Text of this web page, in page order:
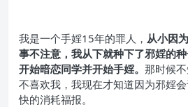
我是一个手婬15年的罪人， 从小因
事不注意， 我从下就种下了邪婬的
开始暗恋同学并开始手婬。 那时候
不喜欢我，我现在才知道因为邪婬
快的消耗福报。